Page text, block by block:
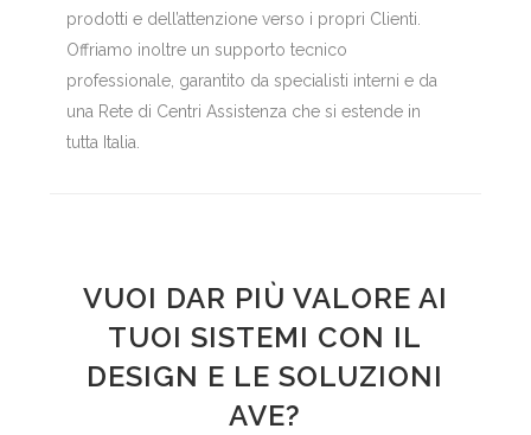
prodotti e dell’attenzione verso i propri Clienti.
Offriamo inoltre un supporto tecnico
professionale, garantito da specialisti interni e da
una Rete di Centri Assistenza che si estende in
tutta Italia.
VUOI DAR PIÙ VALORE AI
TUOI SISTEMI CON IL
DESIGN E LE SOLUZIONI
AVE?